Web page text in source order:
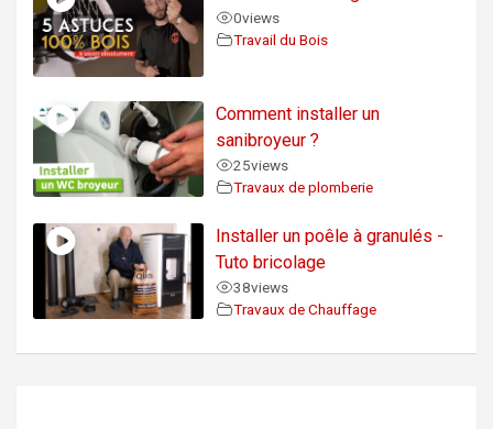
0views
Travail du Bois
Comment installer un
sanibroyeur ?
25views
Travaux de plomberie
Installer un poêle à granulés -
Tuto bricolage
38views
Travaux de Chauffage